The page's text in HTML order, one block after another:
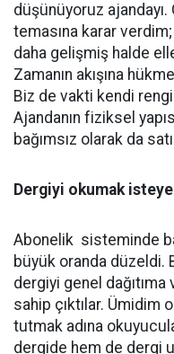
düşünüyoruz ajandayı.
temasına karar
daha gelişmiş halde
Zamanın akışına
Biz de vakti kendi
Ajandanın fiziksel
bağımsız olarak da
Dergiyi okumak
Abonelik sisteminde
büyük oranda düzeldi.
dergiyi genel
sahip çıktılar. Ümidim
tutmak adına
dergide hem de dergi